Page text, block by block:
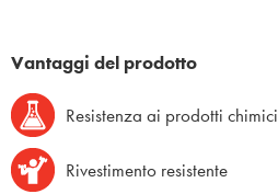
Vantaggi del prodotto
Resistenza ai prodotti chimici
Rivestimento resistente